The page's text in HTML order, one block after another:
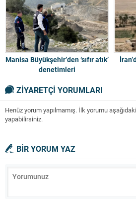
Manisa Büyükşehir’den ‘sıfır atık’
denetimleri
ZİYARETÇİ YORUMLARI
Henüz yorum yapılmamış. İlk yorumu
yapabilirsiniz.
BİR YORUM YAZ